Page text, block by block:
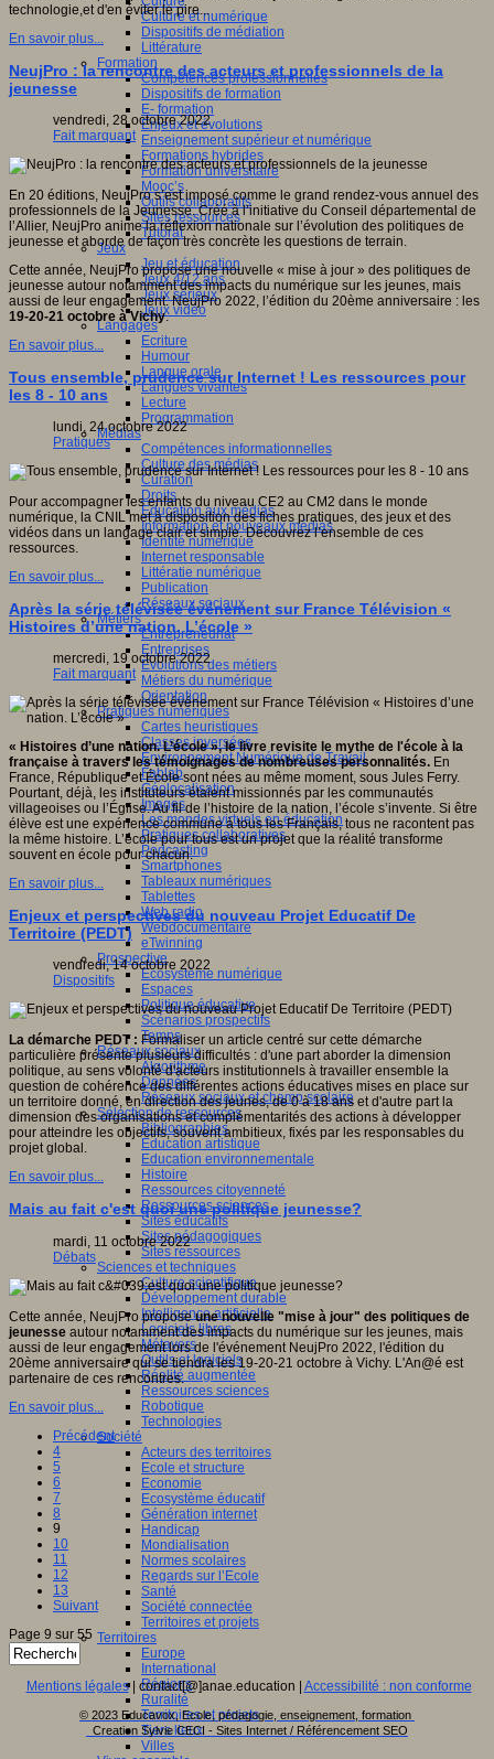
Culture et numérique
Dispositifs de médiation
Littérature
Formation
Compétences professionnelles
Dispositifs de formation
E- formation
Enjeux et évolutions
Enseignement supérieur et numérique
Formations hybrides
Formation universitaire
Mooc’s
Outils collaboratifs
Sites ressources
Tutorat
Jeux
Jeu et éducation
Jeux 4/12 ans
Jeux sérieux
Jeux vidéo
Langages
Ecriture
Humour
Langue orale
Langues vivantes
Lecture
Programmation
Médias
Compétences informationnelles
Culture des médias
Curation
Droits
Education aux médias
Information et nouveaux médias
Identité numérique
Internet responsable
Littératie numérique
Publication
Réseaux sociaux
Métiers
Entrepreneuriat
Entreprises
Evolutions des métiers
Métiers du numérique
Orientation
Pratiques numériques
Cartes heuristiques
Classes inversées
Environnement Numérique de Travail
Fablab
Géolocalisation
Images
Les mondes virtuels en éducation
Pratiques collaboratives
Podcasting
Smartphones
Tableaux numériques
Tablettes
Web radio
Webdocumentaire
eTwinning
Prospective
Ecosystème numérique
Espaces
Politique éducative
Scénarios prospectifs
Temps
Réseaux sociaux
Algorithme
Données
Réseaux sociaux et champ scolaire
Sélection de ressources
Bibliographies
Education artistique
Education environnementale
Histoire
Ressources citoyenneté
Ressources sciences
Sites éducatifs
Sites pédagogiques
Sites ressources
Sciences et techniques
Culture scientifique
Développement durable
Intelligence artificielle
Logiciels libres
Métavers
Outils et logiciels
Réalité augmentée
Ressources sciences
Robotique
Technologies
Société
Acteurs des territoires
Ecole et structure
Economie
Ecosystème éducatif
Génération internet
Handicap
Mondialisation
Normes scolaires
Regards sur l’Ecole
Santé
Société connectée
Territoires et projets
Territoires
Europe
International
Régions
Ruralité
Territoires et projets
Tiers lieux
Villes
technologie,et d'en éviter le pire...
En savoir plus...
NeujPro : la rencontre des acteurs et professionnels de la
jeunesse
vendredi, 28 octobre 2022
Fait marquant
En 20 éditions, NeujPro s’est imposé comme le grand rendez-vous annuel des
professionnels de la Jeunesse. Créé à l’initiative du Conseil départemental de
l’Allier, NeujPro anime la réflexion nationale sur l’évolution des politiques de
jeunesse et aborde de façon très concrète les questions de terrain.
Cette année, NeujPro propose une nouvelle « mise à jour » des politiques de
jeunesse autour notamment des impacts du numérique sur les jeunes, mais
aussi de leur engagement. NeujPro 2022, l’édition du 20ème anniversaire : les
19-20-21 octobre à Vichy.
En savoir plus...
Tous ensemble, prudence sur Internet ! Les ressources pour
les 8 - 10 ans
lundi, 24 octobre 2022
Pratiques
Pour accompagner les enfants du niveau CE2 au CM2 dans le monde
numérique, la CNIL met à disposition des fiches pratiques, des jeux et des
vidéos dans un langage clair et simple. Découvrez l’ensemble de ces
ressources.
En savoir plus...
Après la série télévisée événement sur France Télévision «
Histoires d’une nation. L’école »
mercredi, 19 octobre 2022
Fait marquant
« Histoires d’une nation. L’école », le livre revisite le mythe de l'école à la
française à travers les témoignages de nombreuses personnalités. En
France, République et École sont nées au même moment, sous Jules Ferry.
Pourtant, déjà, les instituteurs étaient missionnés par les communautés
villageoises ou l’Église. Au fil de l’histoire de la nation, l’école s’invente. Si être
élève est une expérience commune à tous les Français, tous ne racontent pas
la même histoire. L’école pour tous est un projet que la réalité transforme
souvent en école pour chacun.
En savoir plus...
Enjeux et perspectives du nouveau Projet Educatif De
Territoire (PEDT)
vendredi, 14 octobre 2022
Dispositifs
La démarche PEDT : Formaliser un article centré sur cette démarche
particulière présente plusieurs difficultés : d'une part aborder la dimension
politique, au sens volonté d'acteurs institutionnels à travailler ensemble la
question de cohérence des différentes actions éducatives mises en place sur
un territoire donné, en direction des jeunes, de 0 à 18 ans et d'autre part la
dimension des organisations et complémentarités des actions à développer
pour atteindre les objectifs, souvent ambitieux, fixés par les responsables du
projet global.
En savoir plus...
Mais au fait c'est quoi une politique jeunesse?
mardi, 11 octobre 2022
Débats
Cette année, NeujPro proposeune nouvelle "mise à jour" des politiques de
jeunesse autour notamment des impacts du numérique sur les jeunes, mais
aussi de leur engagement lors de l'événement NeujPro 2022, l'édition du
20ème anniversaire qui se tiendra les 19-20-21 octobre à Vichy. L'An@é est
partenaire de ces rencontres.
En savoir plus...
Précédent
4
5
6
7
8
9
10
11
12
13
Suivant
Page 9 sur 55
Mentions légales| contact[@]anae.education | Accessibilité : non conforme
© 2023 Educavox, Ecole, pédagogie, enseignement, formation
Creation Sylvie CECI - Sites Internet / Référencement SEO